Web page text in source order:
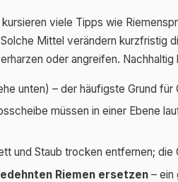
viele Tipps wie
Mittel verändern kurzfristig
oder angreifen.
unten) – der häufigste Grund für
müssen in einer Ebene
und Staub trocken entfernen;
Riemen ersetzen– ein